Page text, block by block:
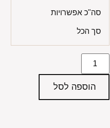
סה"כ אפשרויות
סך הכל
הוספה לסל